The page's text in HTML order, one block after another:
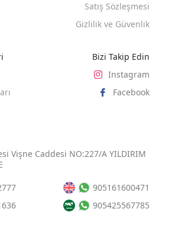
Satış Sözleşmesi
Gizlilik ve Güvenlik
Bizi Takip Edin
Instagram
Facebook
Vişne Caddesi NO:227/A YILDIRIM
905161600471
905425567785